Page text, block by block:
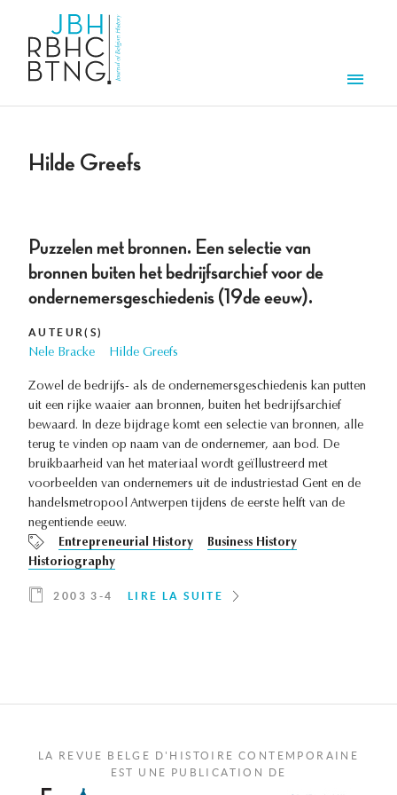
Hilde Greefs
Puzzelen met bronnen. Een selectie van
bronnen buiten het bedrijfsarchief voor de
ondernemersgeschiedenis (19de eeuw).
AUTEUR(S)
Nele Bracke Hilde Greefs
Zowel de bedrijfs- als de ondernemersgeschiedenis kan putten
uit een rijke waaier aan bronnen, buiten het bedrijfsarchief
bewaard. In deze bijdrage komt een selectie van bronnen, alle
terug te vinden op naam van de ondernemer, aan bod. De
bruikbaarheid van het materiaal wordt geïllustreerd met
voorbeelden van ondernemers uit de industriestad Gent en de
handelsmetropool Antwerpen tijdens de eerste helft van de
negentiende eeuw.
Entrepreneurial History
Business History
Historiography
2003 3-4 LIRE LA SUITE
LA REVUE BELGE D'HISTOIRE CONTEMPORAINE
EST UNE PUBLICATION DE